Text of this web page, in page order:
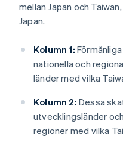
mellan Japan och
Japan.
Kolumn 1:
nationella och
länder med vilka
Kolumn 2: Dessa
utvecklingsländer
regioner med vilka